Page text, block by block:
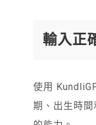
輸入正
使用
期、出生時